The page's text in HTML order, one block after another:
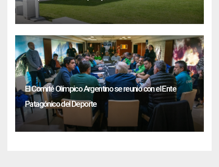
El Comité Olímpico Argentino se reunió con el Ente
Patagónico del Deporte